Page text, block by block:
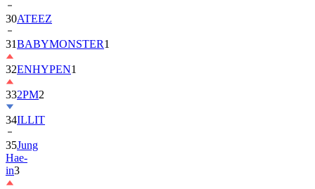
30ATEEZ
31BABYMONSTER1
32ENHYPEN1
332PM2
34ILLIT
35Jung
Hae-
in3